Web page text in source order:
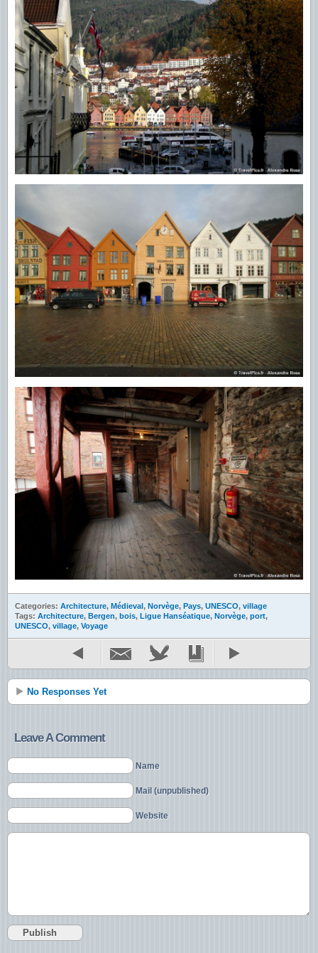
Categories: Architecture, Médieval, Norvège, Pays, UNESCO, village
Tags: Architecture, Bergen, bois, Ligue Hanséatique, Norvège, port,
UNESCO, village, Voyage
No Responses Yet
Leave A Comment
Name
Mail (unpublished)
Website